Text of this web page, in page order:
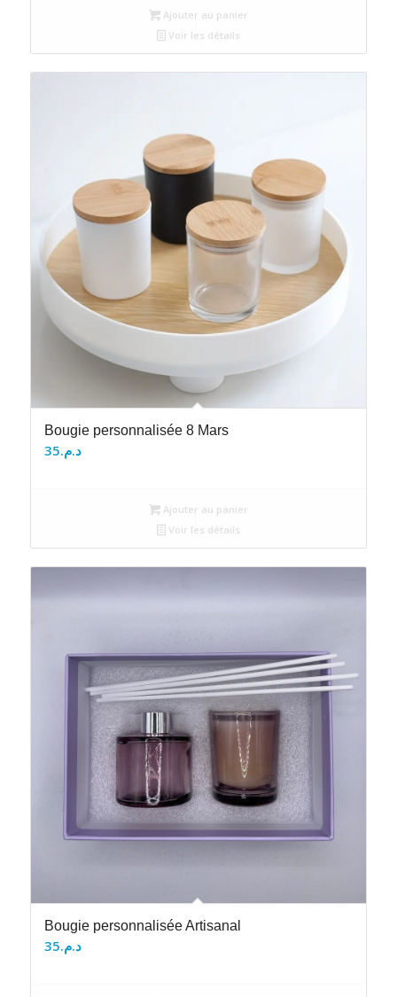
Ajouter au panier
Voir les détails
Bougie personnalisée 8 Mars
د.م.35
Ajouter au panier
Voir les détails
Bougie personnalisée Artisanal
د.م.35